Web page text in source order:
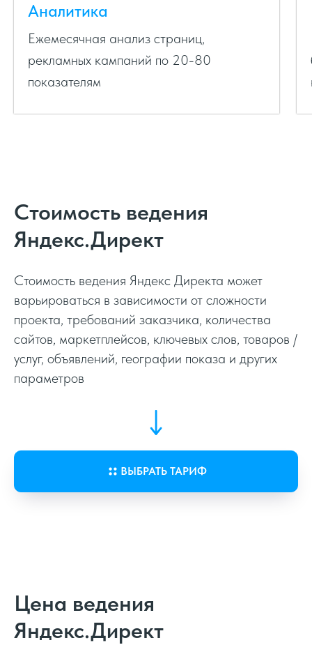
Корректировка бюджета
Аналитика поведения *
Тестирование гипотез *
Аналитика
Ежемесячная анализ страниц,
рекламных кампаний по 20-80
показателям
Стоимость ведения
Яндекс.Директ
Стоимость ведения Яндекс Директа может
варьироваться в зависимости от сложности
проекта, требований заказчика, количества
сайтов, маркетплейсов, ключевых слов, товаров /
услуг, объявлений, географии показа и других
параметров
ВЫБРАТЬ ТАРИФ
Цена ведения
Яндекс.Директ